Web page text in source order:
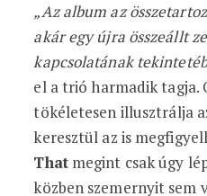
„Az album az
akár egy újra összeállt
kapcsolatának
el a trió harmadik tagja.
tökéletesen illusztrálja
keresztül az is
Thatmegint csak úgy
közben szemernyit sem